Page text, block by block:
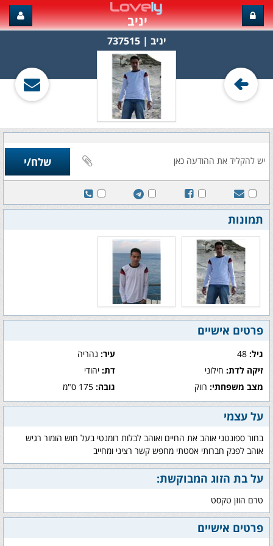
יניב
יניב‏ | 737515
תמונות
פרטים אישיים
גיל: עיר:נהריה
זיקה לדת: חילוני דת:יהודי
מצב משפחתי: רווק גובה:175 ס"מ
על עצמי
בחור ספונטני אוהב את החיים ואוהב לבלות רומנטי בעל חוש הומור רגיש
אוהב לפנק חברותי אסטתי מחפש קשר רציני ומחייב
על בת הזוג המבוקשת:
טרם הוזן טקסט
פרטים אישיים